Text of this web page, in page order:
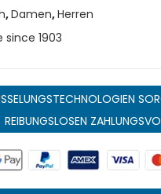
,Damen,Herren
1903
REIBUNGSLOSEN